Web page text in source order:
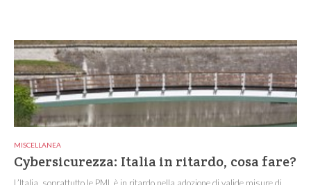
MISCELLANEA
Cybersicurezza: Italia in ritardo, cosa fare?